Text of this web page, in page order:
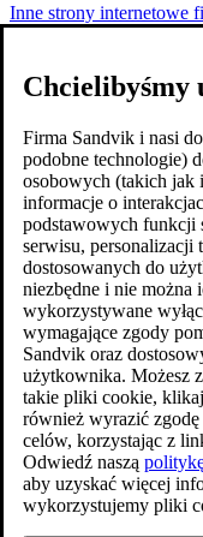
Inne strony internetowe
Chcielibyśmy
Firma Sandvik i nasi
podobne technologie)
osobowych (takich jak
informacje o
podstawowych funkcji
serwisu, personalizacji
dostosowanych do
niezbędne i nie można
wykorzystywane
wymagające zgody
Sandvik oraz
użytkownika. Możesz
takie pliki cookie,
również wyrazić
celów, korzystając z
Odwiedź naszą
aby uzyskać więcej
wykorzystujemy pliki